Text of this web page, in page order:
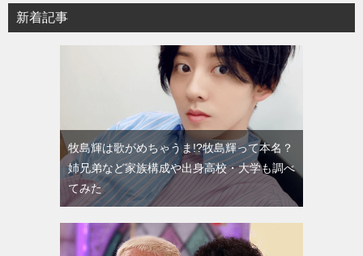
新着記事
牧島輝は歌がめちゃうま!?牧島輝って本名？
姉兄弟など家族構成や出身高校・大学も調べ
てみた